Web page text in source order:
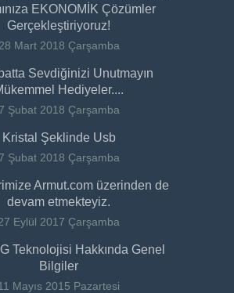
EKONOMİK Çözümler
Gerçekleştiriyoruz!
28 Mart 2018 Çarşamba
Sevdiğinizi Unutmayın
Hediyeler....
7 Şubat 2018 Çarşamba
Kristal Şeklinde Usb
7 Şubat 2018 Çarşamba
Armut.com üzerinden de
devam etmekteyiz.
Eylül 2017 Çarşamba
Teknolojisi Hakkında Genel
Bilgiler
Mayıs 2015 Pazartesi